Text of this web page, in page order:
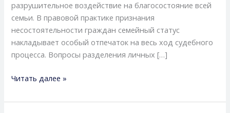
разрушительное воздействие на благосостояние всей
семьи. В правовой практике признания
несостоятельности граждан семейный статус
накладывает особый отпечаток на весь ход судебного
процесса. Вопросы разделения личных […]
процедуры
без
взаимных
потерь
Читать далее »